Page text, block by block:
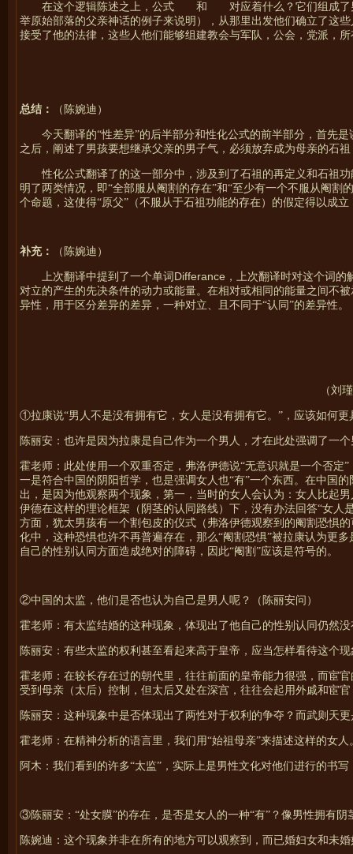
在这个逻辑陈述之上，公式 和 对应着什么？ 它们组成
举原始部落的父亲神话的例子来说明），从那里出发他们确立了这
接受了他的法律，这些人他们能够组建教会与军队，公会，党派，
总结： （陈婉迪）
今天翻译的“性差异”的后半部分和性化公式的前半部分，首先
之后，阐述了男孩要想继承父亲的男子气，必须放弃成为母亲的石
性化公式翻译了的这一部分中，涉及到了石祖的再定义和石祖
明了两类情况，即“全部服从阉割的存在”和“至少有一个不服从阉
个命题，这使得“原父”（不服从于石祖功能的存在）的假定得以成立
补充： （陈婉迪）
上次翻译中提到了一个单词 Differance ，上次翻译时对这个词
对立的产生的先决条件的动力或能量。在相对或相同的能量之间不
异性，用于区分差异的差异，一种对立、且不同于“认同”的差异性。
（刘
①拉康说“男人不是没有拥有它，女人是没有拥有它。”，应该如何
陈丽安：也许是因为拉康是自己作为一个男人，才在此处强调了一
霍老师：此处使用一个双重否定，弗洛伊德说“无意识就是一个否定
一是符合中国的阴阳哲学，也是强调女人也“有”一个东西。在中国
出，是因为他观察两个现象，第一，当时的女人会认为：女人比起
伊德在这样的理论框架（阴茎的认同路线）下，没有办法回答“女
方面，犹太男孩有一个割包皮的仪式（弗洛伊德观察到的阉割恐惧
化中，这种恐惧也许不再普遍存在，那么“阉割恐惧”被拉康认为更
自己的性别认同方面造成绝对的障碍，因此“阉割”应该是符号的。
②中国的太监，他们是否也认为自己是男人呢？（陈丽安问）
霍老师：有太监结婚的这种现象，体现出了他自己的性别认同仍然
陈丽安：有些太监的权利甚至看起来高于皇帝，应当怎样看待这个
霍老师：在较长存在过的朝代里，往往前面的皇帝能力很强，而宦
受到母亲（太后）控制，但太后又处在深宫，往往会起用外戚和宦
陈丽安：这种现象中是否体现出了两性对于权利的争夺？而武则天
霍老师：在精神分析的语言里，我们用“始祖母亲”来描述这样的女人
阿木：我们看到的许多“太监”，实际上是男性文化对他们进行的书
③陈丽安：“处女膜”的存在，是否是女人的一种“有”？像男性拥有阴
陈婉迪：这个现象并非在所有的地方可以观察到，而已婚妇女和未